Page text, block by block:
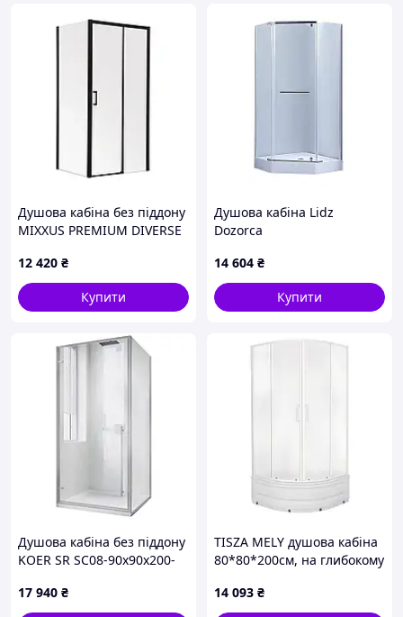
Душова кабіна без піддону
MIXXUS PREMIUM DIVERSE
прозоре скло 6мм (MI6866)
12 420 ₴
Купити
Душова кабіна Lidz
Dozorca
прозоре 6 мм, акриловий
піддон, хромований
профіль
14 604 ₴
Купити
Душова кабіна без піддону
KOER SR SC08-90x90x200-
CLEAN 6мм хром (KR5371)
17 940 ₴
TISZA MELY душова кабіна
80*80*200см, на глибокому
скло Zuzmara
14 093 ₴